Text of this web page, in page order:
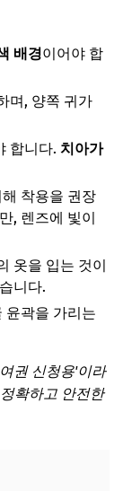
배경이어야 합
며, 양쪽 귀가
합니다. 치아가
착용을 권장
, 렌즈에 빛이
옷을 입는 것이
니다.
윤곽을 가리는
권 신청용'이라
확하고 안전한